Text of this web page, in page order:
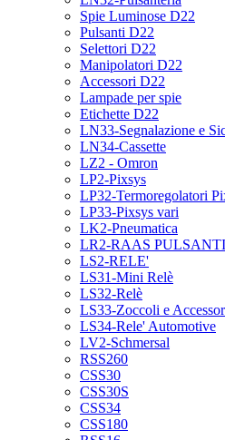
Spie Luminose D22
Pulsanti D22
Selettori D22
Manipolatori D22
Accessori D22
Lampade per spie
Etichette D22
LN33-Segnalazione e
LN34-Cassette
LZ2 - Omron
LP2-Pixsys
LP32-Termoregolatori
LP33-Pixsys vari
LK2-Pneumatica
LR2-RAAS PULSANTI
LS2-RELE'
LS31-Mini Relè
LS32-Relè
LS33-Zoccoli e
LS34-Rele' Automotive
LV2-Schmersal
RSS260
CSS30
CSS30S
CSS34
CSS180